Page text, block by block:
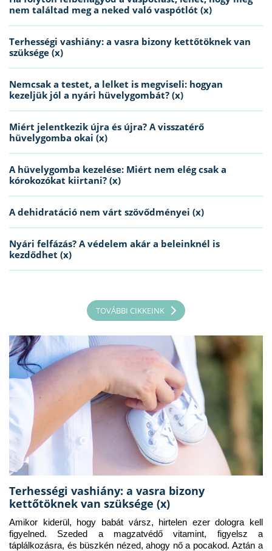
nem találtad meg a neked való vaspótlót (x)
Terhességi vashiány: a vasra bizony kettőtöknek van
szüksége (x)
Nemcsak a testet, a lelket is megviseli: hogyan
kezeljük jól a nyári hüvelygombát? (x)
Miért jelentkezik újra és újra? A visszatérő
hüvelygomba okai (x)
A hüvelygomba kezelése: Miért nem elég csak a
kórokozókat kiirtani? (x)
A dehidratáció nem várt szövődményei (x)
Nyári felfázás? A védelem akár a beleinknél is
kezdődhet (x)
TOVÁBBI CIKKEINK
Terhességi vashiány: a vasra bizony
kettőtöknek van szüksége (x)
Amikor kiderül, hogy babát vársz, hirtelen ezer dologra kell
figyelned. Szeded a magzatvédő vitamint, figyelsz a
táplálkozásra, és büszkén nézed, ahogy nő a pocakod. Aztán a